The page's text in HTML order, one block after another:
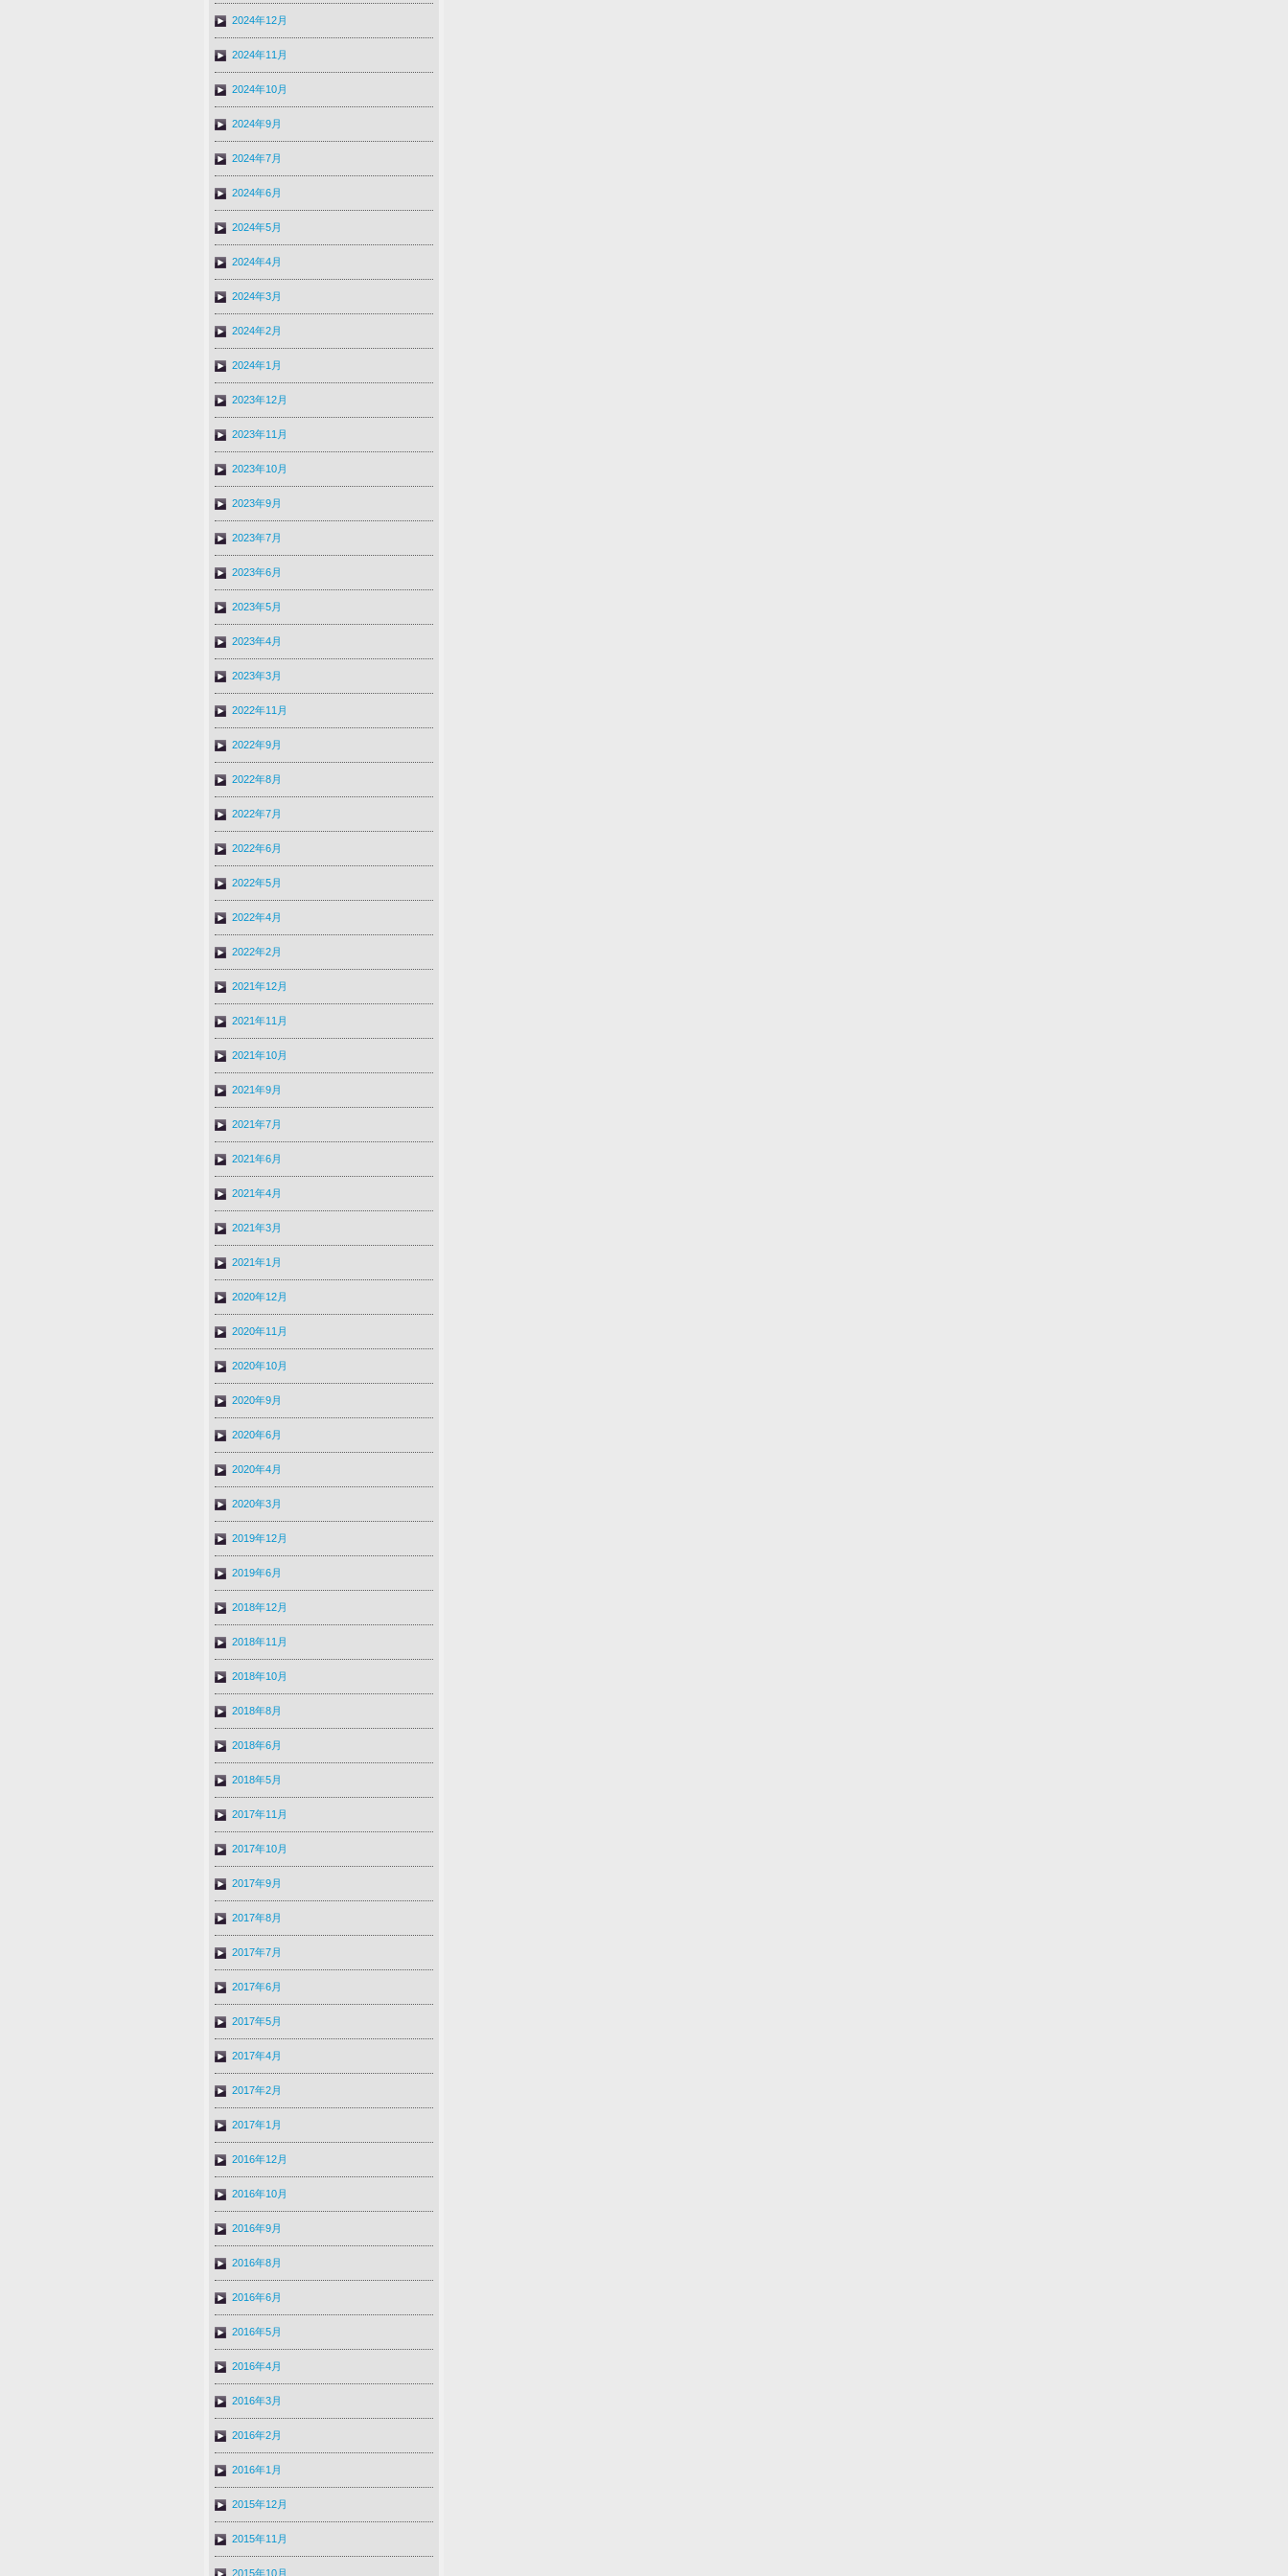
2024年12月
2024年11月
2024年10月
2024年9月
2024年7月
2024年6月
2024年5月
2024年4月
2024年3月
2024年2月
2024年1月
2023年12月
2023年11月
2023年10月
2023年9月
2023年7月
2023年6月
2023年5月
2023年4月
2023年3月
2022年11月
2022年9月
2022年8月
2022年7月
2022年6月
2022年5月
2022年4月
2022年2月
2021年12月
2021年11月
2021年10月
2021年9月
2021年7月
2021年6月
2021年4月
2021年3月
2021年1月
2020年12月
2020年11月
2020年10月
2020年9月
2020年6月
2020年4月
2020年3月
2019年12月
2019年6月
2018年12月
2018年11月
2018年10月
2018年8月
2018年6月
2018年5月
2017年11月
2017年10月
2017年9月
2017年8月
2017年7月
2017年6月
2017年5月
2017年4月
2017年2月
2017年1月
2016年12月
2016年10月
2016年9月
2016年8月
2016年6月
2016年5月
2016年4月
2016年3月
2016年2月
2016年1月
2015年12月
2015年11月
2015年10月